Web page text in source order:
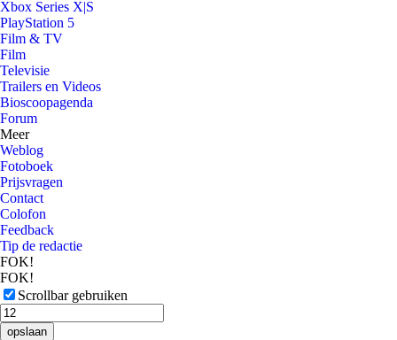
Xbox Series X|S
PlayStation 5
Film & TV
Film
Televisie
Trailers en Videos
Bioscoopagenda
Forum
Meer
Weblog
Fotoboek
Prijsvragen
Contact
Colofon
Feedback
Tip de redactie
FOK!
FOK!
Scrollbar gebruiken
opslaan